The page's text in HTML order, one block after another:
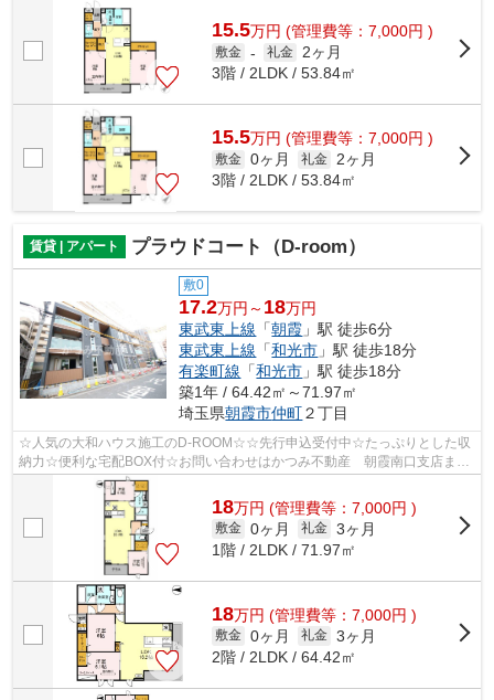
15.5万円 (管理費等：7,000円 )
敷金 - 礼金
2ヶ月
3階 / 2LDK / 53.84㎡
15.5万円 (管理費等：7,000円 )
敷金 0ヶ月 礼金
2ヶ月
3階 / 2LDK / 53.84㎡
賃貸 | アパート プラウドコート（D-room）
敷0
17.2万円～ 18万円
東武東上線 「朝霞 」駅 徒歩6分
東武東上線 「和光市 」駅 徒歩18分
有楽町線 「和光市 」駅 徒歩18分
築1年 / 64.42㎡～71.97㎡
埼玉県朝霞市仲町２丁目
☆人気の大和ハウス施工のD-ROOM☆☆先行申込受付中☆たっぷりとした収
納力☆便利な宅配BOX付☆お問い合わせはかつみ不動産 朝霞南口支店まで
♪
18万円 (管理費等：7,000円 )
敷金 0ヶ月 礼金 3ヶ月
1階 / 2LDK / 71.97㎡
18万円 (管理費等：7,000円 )
敷金 0ヶ月 礼金 3ヶ月
2階 / 2LDK / 64.42㎡